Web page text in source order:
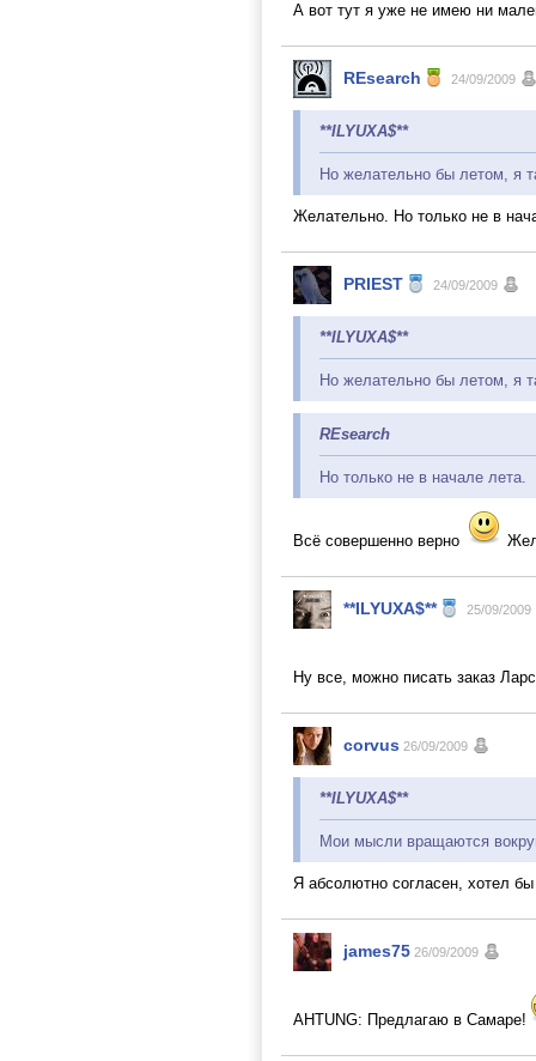
А вот тут я уже не имею ни
REsearch 24/09/2009
**ILYUXA$**
Но желательно бы летом, я
Желательно. Но только не в
PRIEST 24/09/2009
**ILYUXA$**
Но желательно бы летом, я
REsearch
Но только не в начале лета.
Всё совершенно верно
**ILYUXA$** 25/09/2009
Ну все, можно писать заказ
corvus 26/09/2009
**ILYUXA$**
Мои мысли вращаются
Я абсолютно согласен, хотел
james75 26/09/2009
AHTUNG: Предлагаю в Самаре!